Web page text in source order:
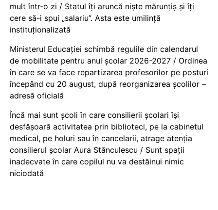
mult într-o zi / Statul îți aruncă niște mărunțiș și îți
cere să-i spui „salariu”. Asta este umilință
instituționalizată
Ministerul Educației schimbă regulile din calendarul
de mobilitate pentru anul școlar 2026-2027 / Ordinea
în care se va face repartizarea profesorilor pe posturi
începând cu 20 august, după reorganizarea școlilor –
adresă oficială
Încă mai sunt școli în care consilierii școlari își
desfășoară activitatea prin biblioteci, pe la cabinetul
medical, pe holuri sau în cancelarii, atrage atenția
consilierul școlar Aura Stănculescu / Sunt spații
inadecvate în care copilul nu va destăinui nimic
niciodată